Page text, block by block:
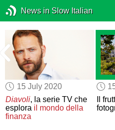
News in Slow Italian
15 July 2020
Diavoli, la serie TV che
esplora il mondo della
finanza
Il